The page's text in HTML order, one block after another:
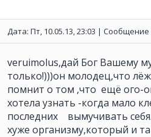
Дата: Пт, 10.05.13, 23:03 | Сообщение
veruimolus,дай Бог Вашему
только!)))он молодец,что
помнит о том ,что ещё ого-
хотела узнать -когда мало
последних вымучивать
хуже организму,который и